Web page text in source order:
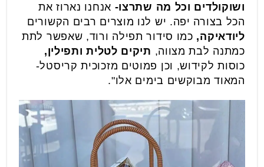
ושוקולדים וכל מה שתרצו- אנחנו נארוז את
הכל בצורה יפה. יש לנו מוצרים רבים הקשורים
ליודאיקה, כמו סידור תפילה ורוד, שאפשר לתת
כמתנה לבת מצווה, תיקים לטלית ותפילין,
כוסות לקידוש, וכן פמוטים מזכוכית קריסטל-
המאוד מבוקשים בימים אלו".